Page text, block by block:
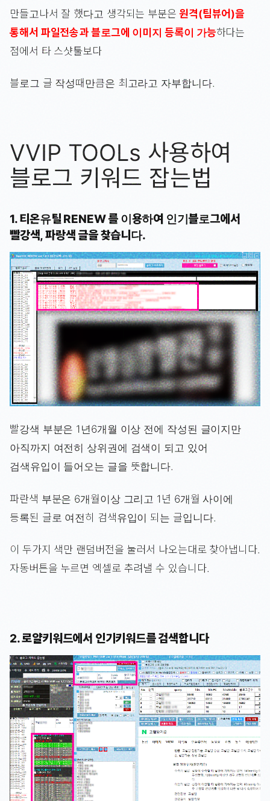
만들고나서 잘 했다고 생각되는 부분은 원격(팀뷰어)을
통해서 파일전송과 블로그에 이미지 등록이 가능하다는
점에서 타 스샷툴보다
블로그 글 작성때만큼은 최고라고 자부합니다.
VVIP TOOLs 사용하여
블로그 키워드 잡는법
1. 티온유틸 RENEW 를 이용하여 인기블로그에서
빨강색, 파랑색 글을 찾습니다.
빨강색 부분은 1년6개월 이상 전에 작성된 글이지만
아직까지 여전히 상위권에 검색이 되고 있어
검색유입이 들어오는 글을 뜻합니다.
파란색 부분은 6개월이상 그리고 1년 6개월 사이에
등록된 글로 여전히 검색유입이 되는 글입니다.
이 두가지 색만 랜덤버전을 눌러서 나오는대로 찾아냅니다.
자동버튼을 누르면 엑셀로 추려낼 수 있습니다.
2. 로얄키워드에서 인기키워드를 검색합니다